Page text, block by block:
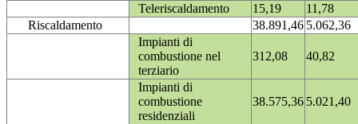
Teleriscaldamento 15,19
11,78
Riscaldamento
38.891,46 5.062,36
Impianti di
combustione nel
terziario
312,08 40,82
Impianti di
combustione
residenziali
38.575,36 5.021,40